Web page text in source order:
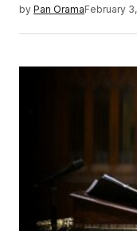
by Pan OramaFebruary